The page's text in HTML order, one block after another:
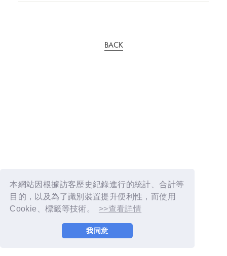
本網站因根據訪客歷史紀錄進行的統計、合計等
目的，以及為了識別裝置提升便利性，而使用
Cookie、標籤等技術。
>>查看詳情
我同意
BACK
© YOSHIMOTO KOGYO / Fanplus